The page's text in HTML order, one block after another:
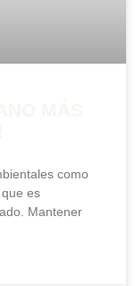
como
es
Mantener